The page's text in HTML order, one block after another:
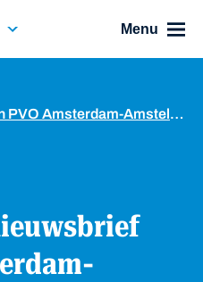
Menu
Amstelland is uit. Lees ‘m hier!